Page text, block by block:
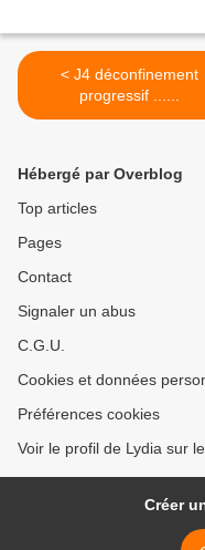
< J4 déconfinement
progressif ......
Hébergé par Overblog
Top articles
Pages
Contact
Signaler un abus
C.G.U.
Cookies et données
Préférences cookies
Voir le profil de Lydia sur
Créer